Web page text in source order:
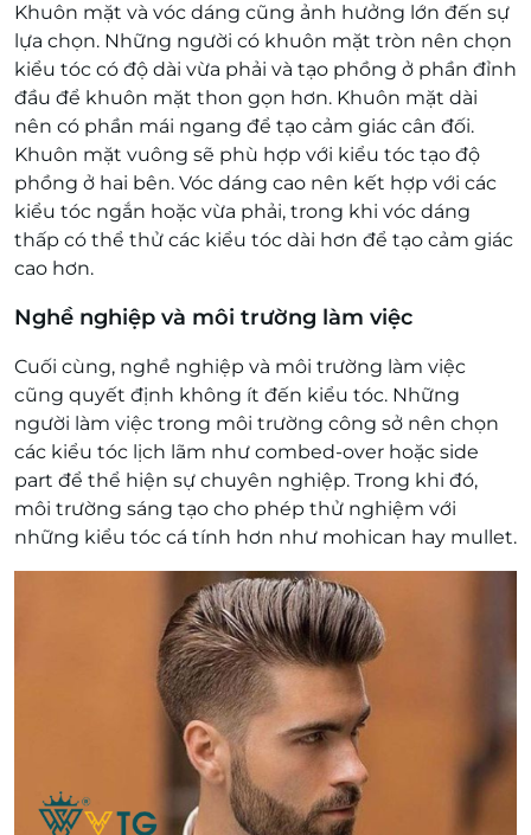
Khuôn mặt và vóc dáng cũng ảnh hưởng lớn đến sự
lựa chọn. Những người có khuôn mặt tròn nên chọn
kiểu tóc có độ dài vừa phải và tạo phồng ở phần đỉnh
đầu để khuôn mặt thon gọn hơn. Khuôn mặt dài
nên có phần mái ngang để tạo cảm giác cân đối.
Khuôn mặt vuông sẽ phù hợp với kiểu tóc tạo độ
phồng ở hai bên. Vóc dáng cao nên kết hợp với các
kiểu tóc ngắn hoặc vừa phải, trong khi vóc dáng
thấp có thể thử các kiểu tóc dài hơn để tạo cảm giác
cao hơn.
Nghề nghiệp và môi trường làm việc
Cuối cùng, nghề nghiệp và môi trường làm việc
cũng quyết định không ít đến kiểu tóc. Những
người làm việc trong môi trường công sở nên chọn
các kiểu tóc lịch lãm như combed-over hoặc side
part để thể hiện sự chuyên nghiệp. Trong khi đó,
môi trường sáng tạo cho phép thử nghiệm với
những kiểu tóc cá tính hơn như mohican hay mullet.